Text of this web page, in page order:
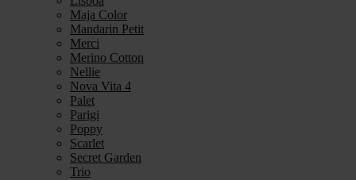
Maja Color
Mandarin Petit
Merci
Merino Cotton
Nellie
Nova Vita 4
Palet
Parigi
Poppy
Scarlet
Secret Garden
Trio